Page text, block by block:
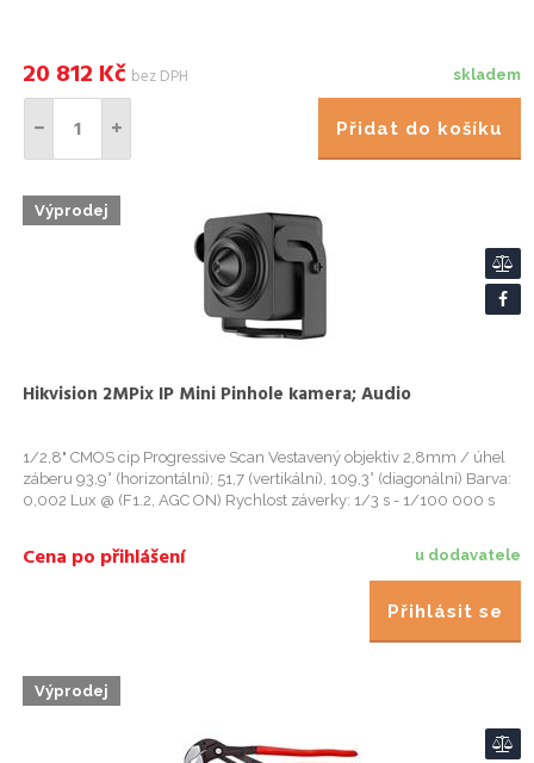
skladem
20 812 Kč bez DPH
Přidat do košíku
Hikvision 2MPix IP Mini Pinhole kamera; Audio
1/2,8" CMOS cip Progressive Scan Vestavený objektiv 2,8mm / úhel
záberu 93,9° (horizontální); 51,7 (vertikální), 109,3° (diagonální) Barva:
0,002 Lux @ (F1.2, AGC ON) Rychlost záverky: 1/3 s - 1/100 000 s
u dodavatele
Cena po přihlášení
Přihlásit se
Výprodej
Výprodej